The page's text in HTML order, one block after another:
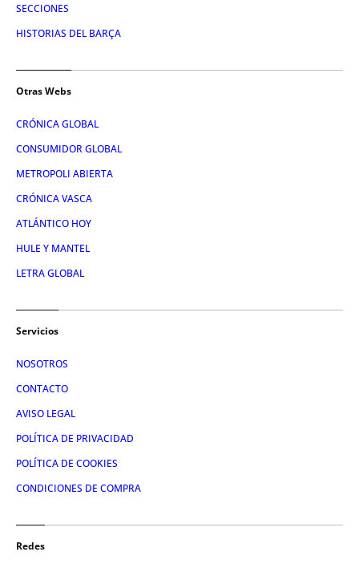
SECCIONES
HISTORIAS DEL BARÇA
Otras Webs
CRÓNICA GLOBAL
CONSUMIDOR GLOBAL
METROPOLI ABIERTA
CRÓNICA VASCA
ATLÁNTICO HOY
HULE Y MANTEL
LETRA GLOBAL
Servicios
NOSOTROS
CONTACTO
AVISO LEGAL
POLÍTICA DE PRIVACIDAD
POLÍTICA DE COOKIES
CONDICIONES DE COMPRA
Redes